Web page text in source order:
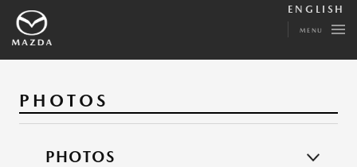
ENGLISH
MENU
PHOTOS
PHOTOS